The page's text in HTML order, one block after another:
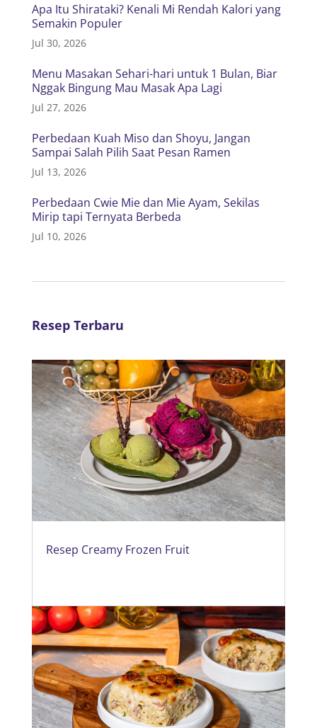
Apa Itu Shirataki? Kenali Mi Rendah Kalori yang
Semakin Populer
Jul 30, 2026
Menu Masakan Sehari-hari untuk 1 Bulan, Biar
Nggak Bingung Mau Masak Apa Lagi
Jul 27, 2026
Perbedaan Kuah Miso dan Shoyu, Jangan
Sampai Salah Pilih Saat Pesan Ramen
Jul 13, 2026
Perbedaan Cwie Mie dan Mie Ayam, Sekilas
Mirip tapi Ternyata Berbeda
Jul 10, 2026
Resep Terbaru
Resep Creamy Frozen Fruit